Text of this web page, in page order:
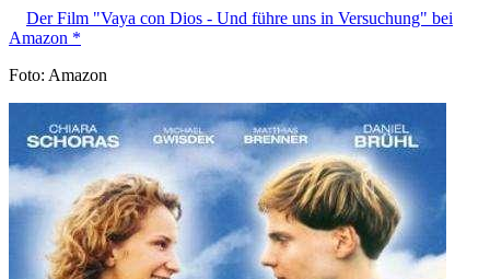
Der Film "Vaya con Dios - Und führe uns in Versuchung" bei
Amazon *
Foto: Amazon